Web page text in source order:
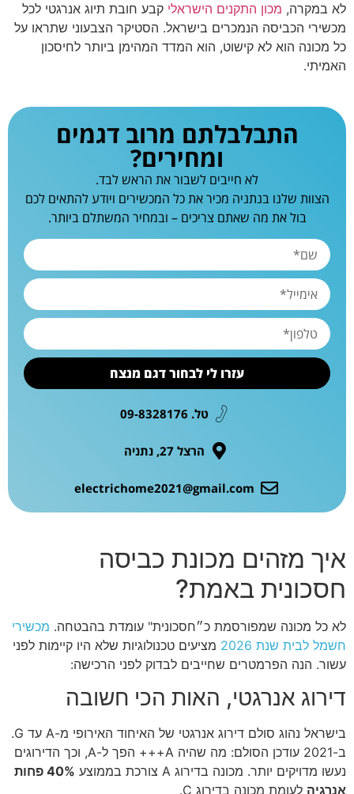
לא במקרה, מכון התקנים הישראלי קבע חובת תיוג אנרגטי לכל
מכשירי הכביסה הנמכרים בישראל. הסטיקר הצבעוני שתראו על
כל מכונה הוא לא קישוט, הוא המדד המהימן ביותר לחיסכון
האמיתי.
התבלבלתם מרוב דגמים
ומחירים?
לא חייבים לשבור את הראש לבד.
הצוות שלנו בנתניה מכיר את כל המכשירים ויודע להתאים לכם
בול את מה שאתם צריכים – ובמחיר המשתלם ביותר.
עזרו לי לבחור דגם מנצח
טל. 09-8328176
הרצל 27, נתניה
electrichome2021@gmail.com
איך מזהים מכונת כביסה
חסכונית באמת?
לא כל מכונה שמפורסמת כ״חסכונית" עומדת בהבטחה. מכשירי
חשמל לבית שנת 2026
מציעים טכנולוגיות שלא היו קיימות לפני
עשור. הנה הפרמטרים שחייבים לבדוק לפני הרכישה:
דירוג אנרגטי, האות הכי חשובה
בישראל נהוג סולם דירוג אנרגטי של האיחוד האירופי מ-A עד G.
ב-2021 עודכן הסולם: מה שהיה A+++ הפך ל-A, וכך הדירוגים
נעשו מדויקים יותר. מכונה בדירוג A צורכת בממוצע
40% פחות
אנרגיה לעומת מכונה בדירוג C.